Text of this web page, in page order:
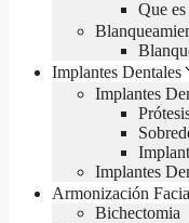
Que
Implantes Dentales
Implantes
Implantes
Armonización
Bichectomia